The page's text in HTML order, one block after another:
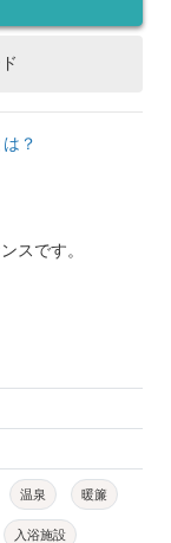
？
スです。
温泉 暖簾
入浴施設